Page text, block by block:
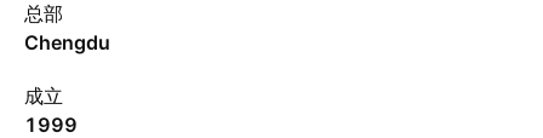
总部
Chengdu
成立
1999